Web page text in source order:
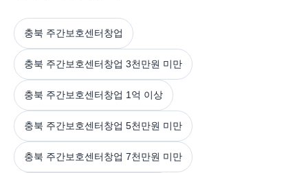
충북 주간보호센터창업
충북 주간보호센터창업 3천만원 미만
충북 주간보호센터창업 1억 이상
충북 주간보호센터창업 5천만원 미만
충북 주간보호센터창업 7천만원 미만